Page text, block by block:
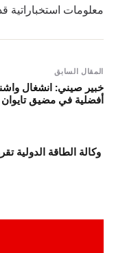
معلومات استخباراتية
المقال السابق
خبير صيني: انشغال
أفضلية في مضيق تايوان